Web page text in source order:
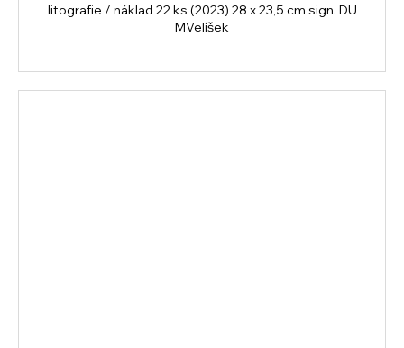
litografie / náklad 22 ks (2023) 28 x 23,5 cm sign. DU
MVelíšek